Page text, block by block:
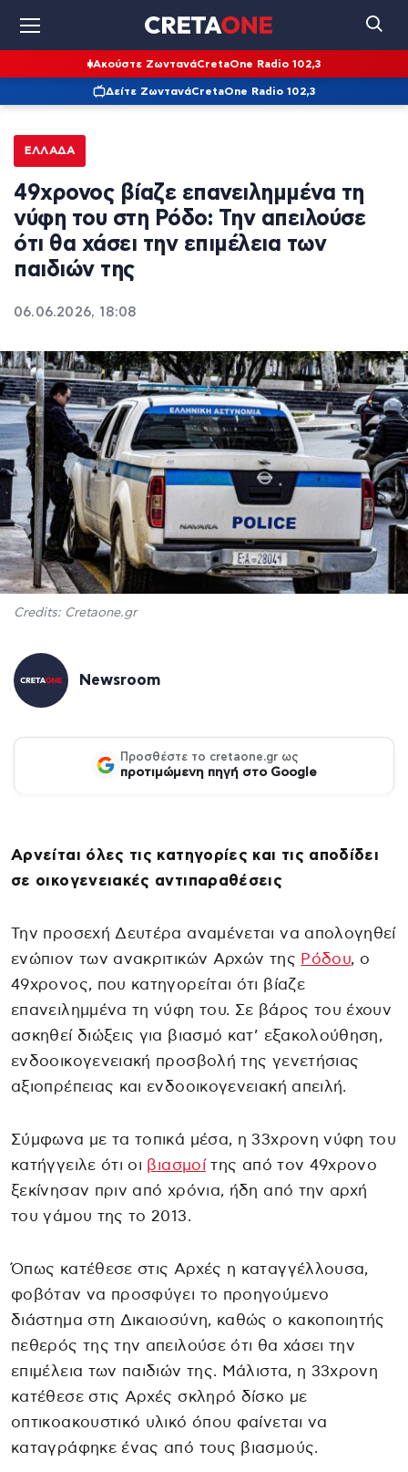
Ακούστε ΖωντανάCretaOne Radio 102,3
Δείτε ΖωντανάCretaOne Radio 102,3
ΕΛΛΆΔΑ
49χρονος βίαζε επανειλημμένα τη
νύφη του στη Ρόδο: Την απειλούσε
ότι θα χάσει την επιμέλεια των
παιδιών της
06.06.2026, 18:08
Credits: Cretaone.gr
Newsroom
Προσθέστε το cretaone.gr ως
προτιμώμενη πηγή στο Google
Αρνείται όλες τις κατηγορίες και τις αποδίδει
σε οικογενειακές αντιπαραθέσεις
Την προσεχή Δευτέρα αναμένεται να απολογηθεί
ενώπιον των ανακριτικών Αρχών της Ρόδου, ο
49χρονος, που κατηγορείται ότι βίαζε
επανειλημμένα τη νύφη του. Σε βάρος του έχουν
ασκηθεί διώξεις για βιασμό κατ’ εξακολούθηση,
ενδοοικογενειακή προσβολή της γενετήσιας
αξιοπρέπειας και ενδοοικογενειακή απειλή.
Σύμφωνα με τα τοπικά μέσα, η 33χρονη νύφη του
κατήγγειλε ότι οι βιασμοίτης από τον 49χρονο
ξεκίνησαν πριν από χρόνια, ήδη από την αρχή
του γάμου της το 2013.
Όπως κατέθεσε στις Αρχές η καταγγέλλουσα,
φοβόταν να προσφύγει το προηγούμενο
διάστημα στη Δικαιοσύνη, καθώς ο κακοποιητής
πεθερός της την απειλούσε ότι θα χάσει την
επιμέλεια των παιδιών της. Μάλιστα, η 33χρονη
κατέθεσε στις Αρχές σκληρό δίσκο με
οπτικοακουστικό υλικό όπου φαίνεται να
καταγράφηκε ένας από τους βιασμούς.